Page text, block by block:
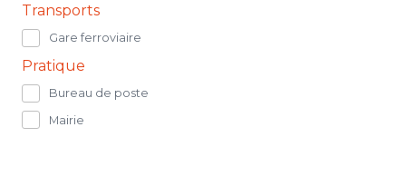
Transports
Gare ferroviaire
Pratique
Bureau de poste
Mairie